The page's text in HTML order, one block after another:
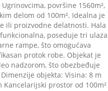
površine 1560m²,
delom od 100m². Idealna je
ili proizvodne delatnosti. Hala
poseduje tri ulaza
rampe, što omogućava
protok robe. Objekat je
nadzorom, što obezbeđuje
objekta: Visina: 8 m
Kancelarijski prostor od 100m²